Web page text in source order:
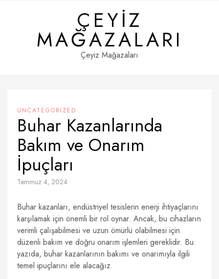
ÇEYIZ
MAĞAZALARI
Çeyiz Mağazaları
UNCATEGORIZED
Buhar Kazanlarında
Bakım ve Onarım
İpuçları
Temmuz 4, 2024
Buhar kazanları, endüstriyel tesislerin enerji ihtiyaçlarını
karşılamak için önemli bir rol oynar. Ancak, bu cihazların
verimli çalışabilmesi ve uzun ömürlü olabilmesi için
düzenli bakım ve doğru onarım işlemleri gereklidir. Bu
yazıda, buhar kazanlarının bakımı ve onarımıyla ilgili
temel ipuçlarını ele alacağız.